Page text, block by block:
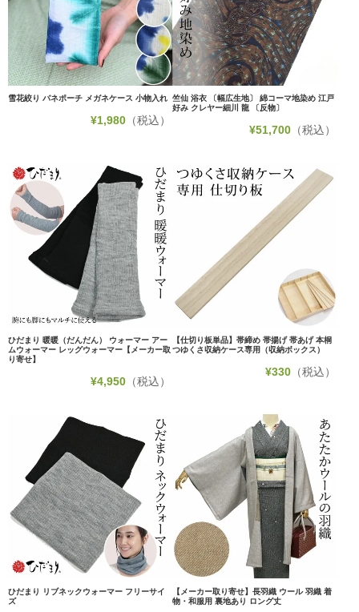
雪花絞り バネポーチ メガネケース 小物入れ
¥1,980 （税込）
竺仙 浴衣 〔幅広生地〕 綿コーマ地染め 江戸
好み クレヤー細川 龍 〔反物〕
¥51,700（税込）
ひだまり 暖暖（だんだん） ウォーマー アー
ムウォーマー レッグウォーマー【メーカー取
り寄せ】
¥4,950 （税込）
【仕切り板単品】帯締め 帯揚げ 帯あげ 本桐
つゆくさ収納ケース専用（収納ボックス）
¥330（税込）
ひだまり リブネックウォーマー フリーサイ
ズ
【メーカー取り寄せ】長羽織 ウール 羽織 着
物・和服用 裏地あり ロング丈